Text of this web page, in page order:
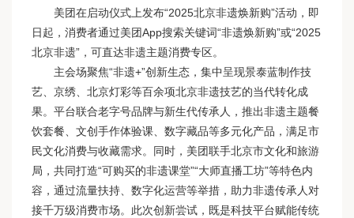
美团在启动仪式上发布“2025北京非遗焕新购”活动，即
日起，消费者通过美团App搜索关键词“非遗焕新购”或“2025
北京非遗”，可直达非遗主题消费专区。
主会场聚焦“非遗+”创新生态，集中呈现景泰蓝制作技
艺、京绣、北京灯彩等百余项北京非遗技艺的当代转化成
果。平台联合老字号品牌与新生代传承人，推出非遗主题餐
饮套餐、文创手作体验课、数字藏品等多元化产品，满足市
民文化消费与收藏需求。同时，美团联手北京市文化和旅游
局，共同打造“可购买的非遗课堂”“大师直播工坊”等特色内
容，通过流量扶持、数字化运营等举措，助力非遗传承人对
接千万级消费市场。此次创新尝试，既是科技平台赋能传统